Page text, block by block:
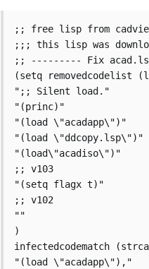
;; free lisp from
;;; this lisp was
;; --------- Fix
(setq removedcodelist
";; Silent load."
"(princ)"
"(load \"acadapp\")"
"(load \"ddcopy.lsp\")"
"(load\"acadiso\")"
;; v103
"(setq flagx t)"
;; v102
""
)
infectedcodematch
"(load \"acadapp\"),"